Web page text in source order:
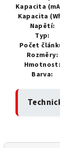
Kapacita
Kapacita
Napětí:
Typ:
Počet
Rozměry:
Hmotnost:
Barva: